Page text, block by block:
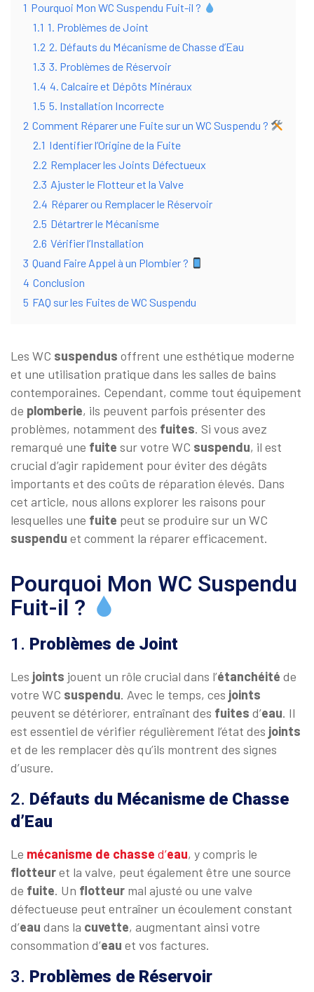
1 Pourquoi Mon WC Suspendu Fuit-il ?
1.1 1. Problèmes de Joint
1.2 2. Défauts du Mécanisme de Chasse d’Eau
1.3 3. Problèmes de Réservoir
1.4 4. Calcaire et Dépôts Minéraux
1.5 5. Installation Incorrecte
2 Comment Réparer une Fuite sur un WC Suspendu ?
2.1 Identifier l’Origine de la Fuite
2.2 Remplacer les Joints Défectueux
2.3 Ajuster le Flotteur et la Valve
2.4 Réparer ou Remplacer le Réservoir
2.5 Détartrer le Mécanisme
2.6 Vérifier l’Installation
3 Quand Faire Appel à un Plombier ?
4 Conclusion
5 FAQ sur les Fuites de WC Suspendu
Les WC suspendus offrent une esthétique moderne
et une utilisation pratique dans les salles de bains
contemporaines. Cependant, comme tout équipement
de plomberie, ils peuvent parfois présenter des
problèmes, notamment des fuites. Si vous avez
remarqué une fuite sur votre WC suspendu, il est
crucial d’agir rapidement pour éviter des dégâts
importants et des coûts de réparation élevés. Dans
cet article, nous allons explorer les raisons pour
lesquelles une fuite peut se produire sur un WC
suspendu et comment la réparer efficacement.
Pourquoi Mon WC Suspendu
Fuit-il ?
1. Problèmes de Joint
Les joints jouent un rôle crucial dans l’étanchéité de
votre WC suspendu. Avec le temps, ces joints
peuvent se détériorer, entraînant des fuites d’eau. Il
est essentiel de vérifier régulièrement l’état des joints
et de les remplacer dès qu’ils montrent des signes
d’usure.
2. Défauts du Mécanisme de Chasse
d’Eau
Le mécanisme de chasse d’eau, y compris le
flotteuret la valve, peut également être une source
de fuite. Un flotteur mal ajusté ou une valve
défectueuse peut entraîner un écoulement constant
d’eau dans la cuvette, augmentant ainsi votre
consommation d’eau et vos factures.
3. Problèmes de Réservoir